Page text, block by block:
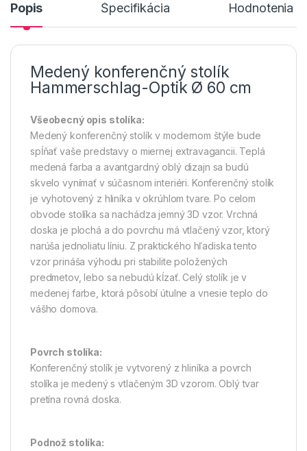
Popis Špecifikácia Hodnotenia
Medený konferenčný stolík
Hammerschlag-Optik Ø 60 cm
Všeobecný opis stolíka:
Medený konferenčný stolík v modernom štýle bude
spĺňať vaše predstavy o miernej extravagancii. Teplá
medená farba a avantgardný oblý dizajn sa budú
skvelo vynímať v súčasnom interiéri. Konferenčný stolík
je vyhotovený z hliníka v okrúhlom tvare. Po celom
obvode stolíka sa nachádza jemný 3D vzor. Vrchná
doska je plochá a do povrchu má vtlačený vzor, ktorý
narúša jednoliatu líniu. Z praktického hľadiska tento
vzor prináša výhodu pri stabilite položených
predmetov, lebo sa nebudú kĺzať. Celý stolík je v
medenej farbe, ktorá pôsobí útulne a vnesie teplo do
vášho domova.
Povrch stolíka:
Konferenčný stolík je vytvorený z hliníka a povrch
stolíka je medený s vtlačeným 3D vzorom. Oblý tvar
pretína rovná doska.
Podnož stolíka: